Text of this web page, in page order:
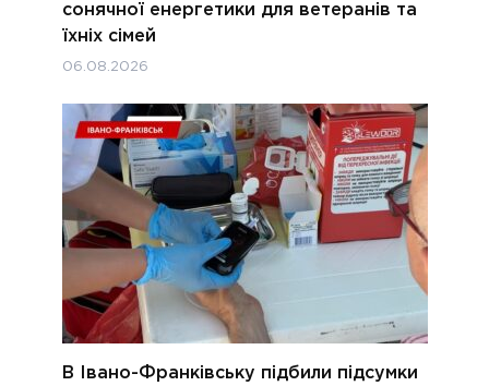
сонячної енергетики для ветеранів та
їхніх сімей
06.08.2026
В Івано-Франківську підбили підсумки